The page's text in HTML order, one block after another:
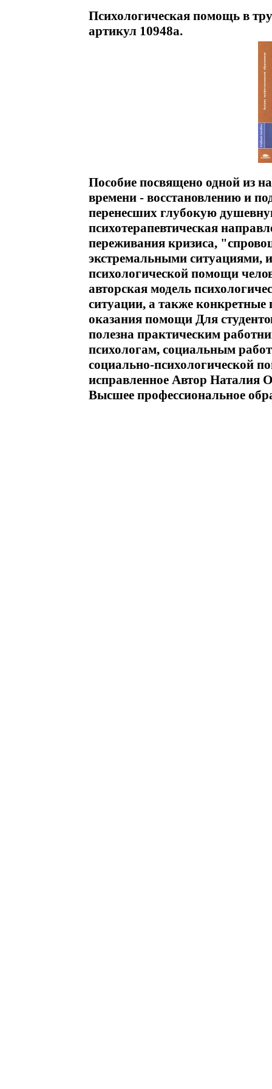
Психологическая помощь в
артикул 10948a.
Пособие посвящено одной из
времени - восстановлению и
перенесших глубокую
психотерапевтическая
переживания кризиса,
экстремальными ситуациями,
психологической помощи
авторская модель
ситуации, а также конкретные
оказания помощи Для
полезна практическим
психологам, социальным
социально-психологической
исправленное Автор Наталия
Высшее профессиональное